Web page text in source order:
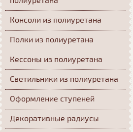
Консоли из полиуретана
Полки из полиуретана
Кессоны из полиуретана
Светильники из полиуретана
Оформление ступеней
Декоративные радиусы